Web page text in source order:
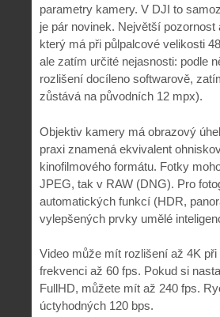
parametry kamery. V DJI to
je pár novinek. Největší
který má při půlpalcové velikosti
ale zatím určité nejasnosti: podle
rozlišení docíleno softwarově,
zůstává na původních 12 mpx).
Objektiv kamery má obrazový
praxi znamená ekvivalent
kinofilmového formátu. Fotky
JPEG, tak v RAW (DNG). Pro
automatických funkcí (HDR,
vylepšených prvky umělé
Video může mít rozlišení až 4K
frekvenci až 60 fps. Pokud si
FullHD, můžete mít až 240 fps.
úctyhodných 120 bps.